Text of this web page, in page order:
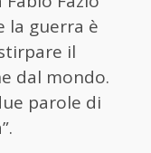
la guerra è
il
dal mondo.
parole di